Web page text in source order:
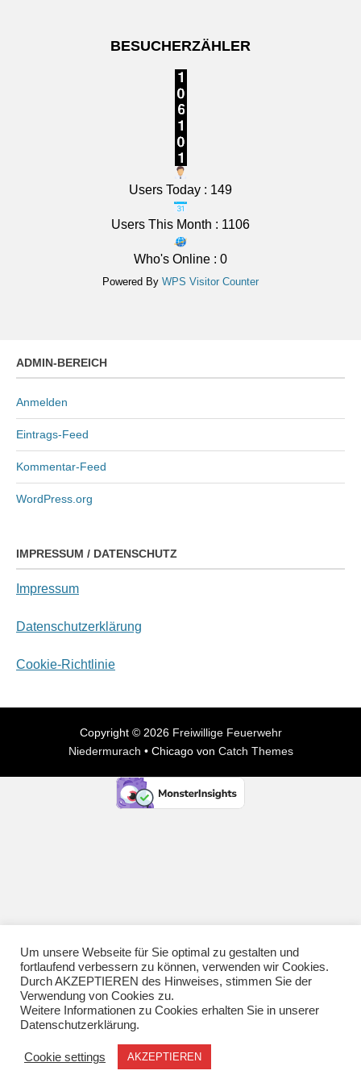
BESUCHERZÄHLER
Users Today : 149
Users This Month : 1106
Who's Online : 0
Powered By WPS Visitor Counter
ADMIN-BEREICH
Anmelden
Eintrags-Feed
Kommentar-Feed
WordPress.org
IMPRESSUM / DATENSCHUTZ
Impressum
Datenschutzerklärung
Cookie-Richtlinie
Copyright © 2026 Freiwillige Feuerwehr
Niedermurach • Chicago von Catch Themes
Um unsere Webseite für Sie optimal zu gestalten und
fortlaufend verbessern zu können, verwenden wir Cookies.
Durch AKZEPTIEREN des Hinweises, stimmen Sie der
Verwendung von Cookies zu.
Weitere Informationen zu Cookies erhalten Sie in unserer
Datenschutzerklärung.
Cookie settings AKZEPTIEREN